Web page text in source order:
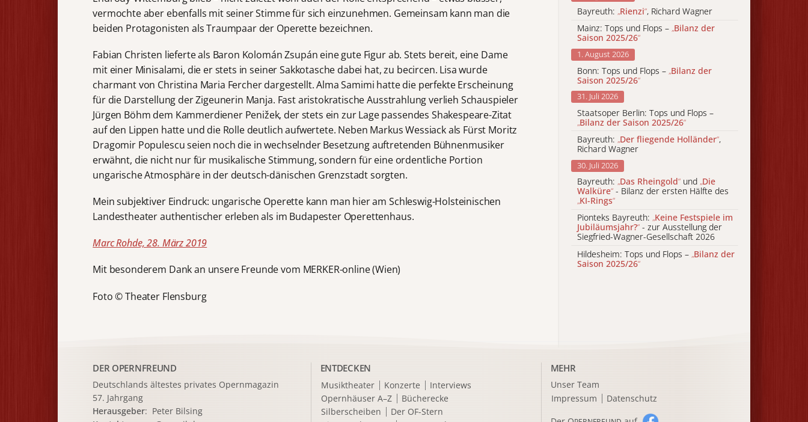
vermochte aber ebenfalls mit seiner Stimme für sich einzunehmen. Gemeinsam kann man die
beiden Protagonisten als Traumpaar der Operette bezeichnen.
Fabian Christen lieferte als Baron Kolomán Zsupán eine gute Figur ab. Stets bereit, eine Dame
mit einer Minisalami, die er stets in seiner Sakkotasche dabei hat, zu becircen. Lisa wurde
charmant von Christina Maria Fercher dargestellt. Alma Samimi hatte die perfekte Erscheinung
für die Darstellung der Zigeunerin Manja. Fast aristokratische Ausstrahlung verlieh Schauspieler
Jürgen Böhm dem Kammerdiener Penižek, der stets ein zur Lage passendes Shakespeare-Zitat
auf den Lippen hatte und die Rolle deutlich aufwertete. Neben Markus Wessiack als Fürst Moritz
Dragomir Populescu seien noch die in wechselnder Besetzung auftretenden Bühnenmusiker
erwähnt, die nicht nur für musikalische Stimmung, sondern für eine ordentliche Portion
ungarische Atmosphäre in der deutsch-dänischen Grenzstadt sorgten.
Mein subjektiver Eindruck: ungarische Operette kann man hier am Schleswig-Holsteinischen
Landestheater authentischer erleben als im Budapester Operettenhaus.
Marc Rohde, 28. März 2019
Mit besonderem Dank an unsere Freunde vom MERKER-online (Wien)
Foto © Theater Flensburg
Bayreuth: „Rienzi“, Richard Wagner
Mainz: Tops und Flops – „Bilanz der
Saison 2025/26“
1. August 2026
Bonn: Tops und Flops – „Bilanz der
Saison 2025/26“
31. Juli 2026
Staatsoper Berlin: Tops und Flops –
„Bilanz der Saison 2025/26“
Bayreuth: „Der fliegende Holländer“,
Richard Wagner
30. Juli 2026
Bayreuth: „Das Rheingold“ und „Die
Walküre“ - Bilanz der ersten Hälfte des
„KI-Rings“
Pionteks Bayreuth: „Keine Festspiele im
Jubiläumsjahr?“ - zur Ausstellung der
Siegfried-Wagner-Gesellschaft 2026
Hildesheim: Tops und Flops – „Bilanz der
Saison 2025/26“
DER OPERNFREUND
Deutschlands ältestes privates Opernmagazin
57. Jahrgang
Herausgeber: Peter Bilsing
ENTDECKEN
Musiktheater Konzerte
Interviews
Opernhäuser A–Z
Bücherecke
Silberscheiben
Der OF-Stern
MEHR
Unser Team
Impressum
Datenschutz